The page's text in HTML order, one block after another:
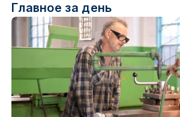
Главное за день